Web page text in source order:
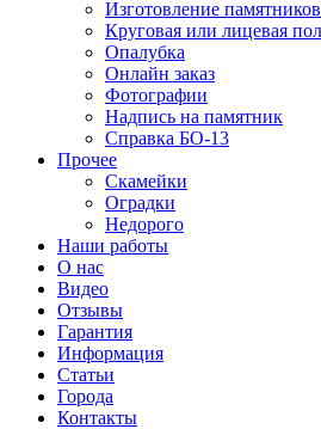
Изготовление памятников
Круговая или лицевая
Опалубка
Онлайн заказ
Фотографии
Надпись на памятник
Справка БО-13
Прочее
Скамейки
Оградки
Недорого
Наши работы
О нас
Видео
Отзывы
Гарантия
Информация
Статьи
Города
Контакты